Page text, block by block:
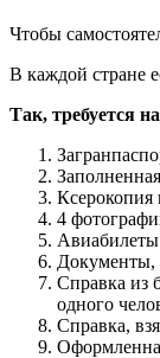
Чтобы
В каждой стране
Так, требуется
Ксерокопия
4
Авиабилеты
Документы,
Справка из
одного
Справка,